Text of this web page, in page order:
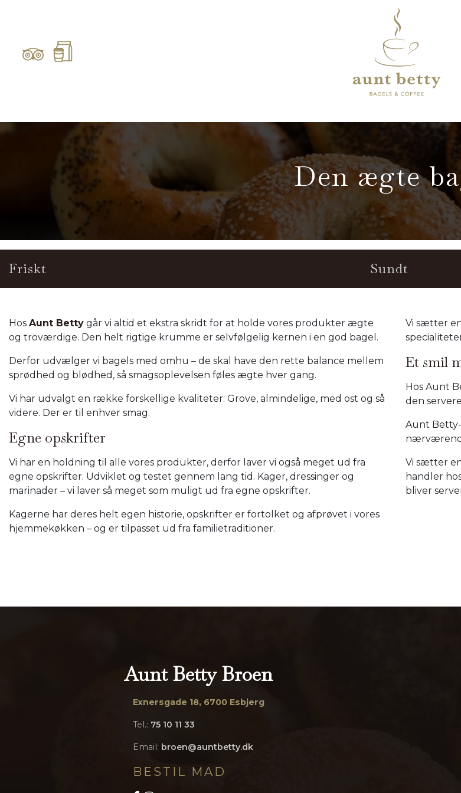
Den ægte
Den ægte
Friskt Sundt
Hos Aunt Betty går vi altid et ekstra skridt for at holde vores produkter ægte
og troværdige. Den helt rigtige krumme er selvfølgelig kernen i en god bagel.
Derfor udvælger vi bagels med omhu – de skal have den rette balance mellem
sprødhed og blødhed, så smagsoplevelsen føles ægte hver gang.
Vi har udvalgt en række forskellige kvaliteter: Grove, almindelige, med ost og så
videre. Der er til enhver smag.
Egne opskrifter
Vi har en holdning til alle vores produkter, derfor laver vi også meget ud fra
egne opskrifter. Udviklet og testet gennem lang tid. Kager, dressinger og
marinader – vi laver så meget som muligt ud fra egne opskrifter.
Kagerne har deres helt egen historie, opskrifter er fortolket og afprøvet i vores
hjemmekøkken – og er tilpasset ud fra familietraditioner.
Vi sætter
Et smil
Hos Aunt
den
Aunt
Vi sætter
handler
bliver
Aunt Betty Broen
Exnersgade 18, 6700 Esbjerg
Tel.: 75 10 11 33
Email: broen@auntbetty.dk
BESTIL MAD